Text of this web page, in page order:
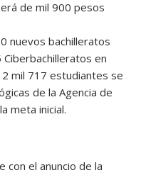
de mil 900 pesos
nuevos bachilleratos
en
mil 717 estudiantes se
de la Agencia de
meta inicial.
con el anuncio de la